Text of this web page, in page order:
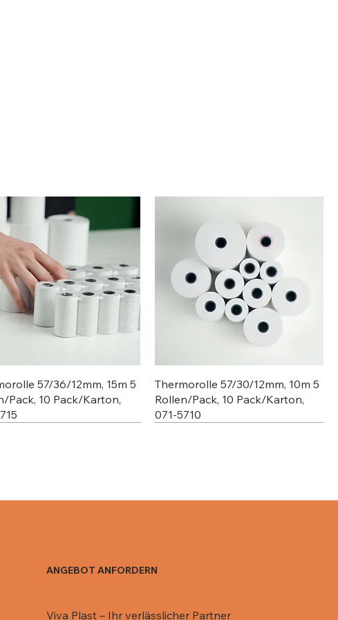
57/36/12mm, 15m 5
Pack, 10 Pack/Karton,
Thermorolle 57/30/12mm, 10m 5
Rollen/Pack, 10 Pack/Karton,
071-5710
für Aluschale C801-770,
Deckel für 911 ML, 081-DR911
für Aluschale R13 / 670
Deckel für Aluschale R0-65L /
ANGEBOT ANFORDERN
Viva Plast – Ihr verlässlicher Partner